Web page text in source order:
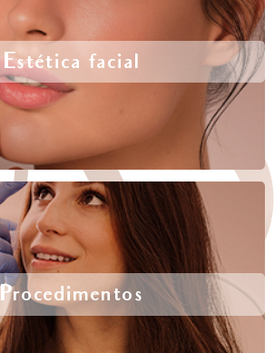
Estética facial
Procedimentos